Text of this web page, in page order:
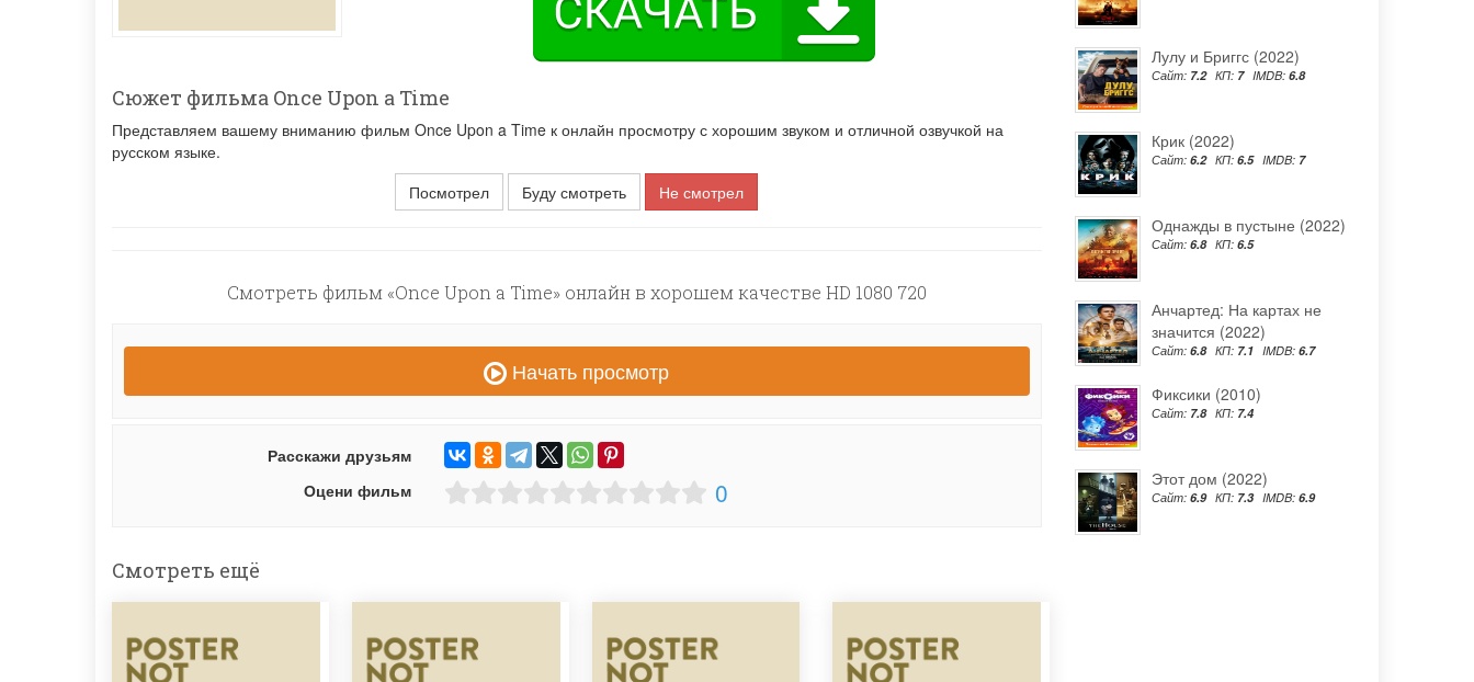
Сюжет фильма Once Upon a Time
Представляем вашему вниманию фильм Once Upon a Time к онлайн просмотру с хорошим звуком и отличной озвучкой на
русском языке.
Посмотрел
Буду смотреть Не смотрел
Смотреть фильм «Once Upon a Time» онлайн в хорошем качестве HD 1080 720
Начать просмотр
Расскажи друзьям
Оцени фильм
0
Смотреть ещё
Лулу и Бриггс (2022)
Сайт: 7.2 КП: 7 IMDB: 6.8
Крик (2022)
Сайт: 6.2 КП: 6.5 IMDB: 7
Однажды в пустыне (2022)
Сайт: 6.8 КП: 6.5
Анчартед: На картах не
значится (2022)
Сайт: 6.8 КП: 7.1 IMDB: 6.7
Фиксики (2010)
Сайт: 7.8 КП: 7.4
Этот дом (2022)
Сайт: 6.9 КП: 7.3 IMDB: 6.9